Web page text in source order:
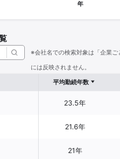
※会社名での検索対象は「企業
には反映されません。
平均勤続年数
23.5年
21.6年
21年